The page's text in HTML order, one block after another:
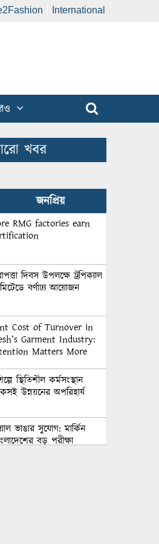
International
খবর
জনপ্রিয়
RMG factories earn
দিবস উপলক্ষে ট্রপিক্যাল
বর্ণাঢ্য আয়োজন
Cost of Turnover in
Garment Industry:
Matters More
স্থিতিশীল কর্মসংস্থান
উন্নয়নের অপরিহার্য
ভাঙার সুযোগ: মার্কিন
বড় পরীক্ষা